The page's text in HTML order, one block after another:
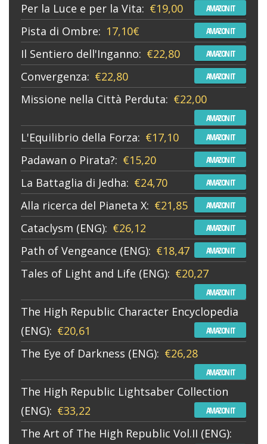
Per la Luce e per la Vita: €19,00 AMAZON IT
Pista di Ombre: 17,10€ AMAZON IT
Il Sentiero dell'Inganno: €22,80 AMAZON IT
Convergenza: €22,80 AMAZON IT
Missione nella Città Perduta: €22,00
AMAZON IT
L'Equilibrio della Forza: €17,10 AMAZON IT
Padawan o Pirata?: €15,20 AMAZON IT
La Battaglia di Jedha: €24,70 AMAZON IT
Alla ricerca del Pianeta X: €21,85 AMAZON IT
Cataclysm (ENG): €26,12 AMAZON IT
Path of Vengeance (ENG): €18,47 AMAZON IT
Tales of Light and Life (ENG): €20,27
AMAZON IT
The High Republic Character Encyclopedia
(ENG): €20,61 AMAZON IT
The Eye of Darkness (ENG): €26,28
AMAZON IT
The High Republic Lightsaber Collection
(ENG): €33,22 AMAZON IT
The Art of The High Republic Vol.II (ENG):